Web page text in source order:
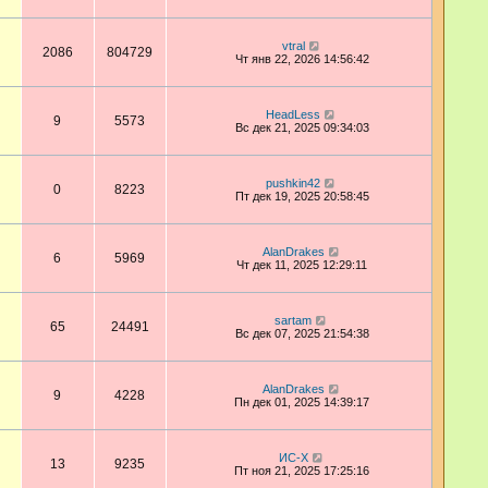
2086 804729
vtral
Чт янв 22, 2026 14:56:42
9 5573
HeadLess
Вс дек 21, 2025 09:34:03
0 8223
pushkin42
Пт дек 19, 2025 20:58:45
6 5969
AlanDrakes
Чт дек 11, 2025 12:29:11
65 24491
sartam
Вс дек 07, 2025 21:54:38
9 4228
AlanDrakes
Пн дек 01, 2025 14:39:17
13 9235
ИС-Х
Пт ноя 21, 2025 17:25:16